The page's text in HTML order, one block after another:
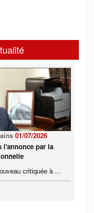
01/07/2026
l'annonce par la
critiquée à ...